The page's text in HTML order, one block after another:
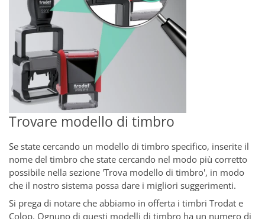
Trovare modello di timbro
Se state cercando un modello di timbro specifico, inserite il
nome del timbro che state cercando nel modo più corretto
possibile nella sezione 'Trova modello di timbro', in modo
che il nostro sistema possa dare i migliori suggerimenti.
Si prega di notare che abbiamo in offerta i timbri Trodat e
Colop. Ognuno di questi modelli di timbro ha un numero di